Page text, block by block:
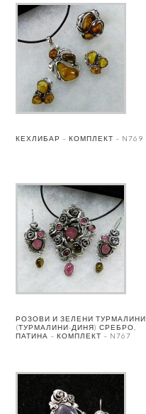
КЕХЛИБАР – КОМПЛЕКТ – N769
РОЗОВИ И ЗЕЛЕНИ ТУРМАЛИНИ
(ТУРМАЛИНИ-ДИНЯ) СРЕБРО,
ПАТИНА – КОМПЛЕКТ – N767